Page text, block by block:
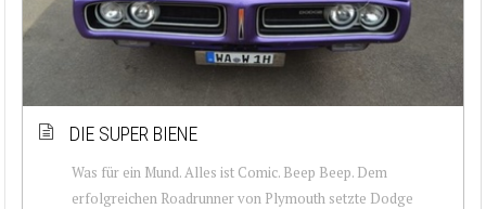
DIE SUPER BIENE
Was für ein Mund. Alles ist Comic. Beep Beep. Dem
erfolgreichen Roadrunner von Plymouth setzte Dodge